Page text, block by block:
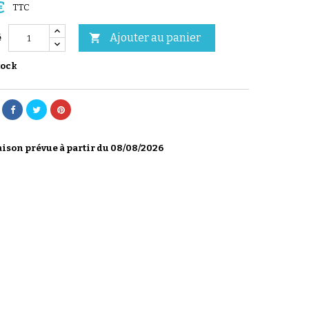
TTC
 Ajouter au panier
prévue à partir du 08/08/2026